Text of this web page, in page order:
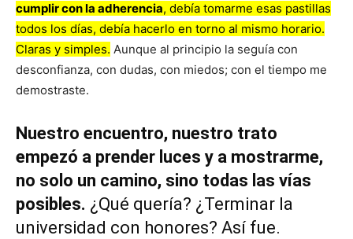
cumplir con la adherencia, debía tomarme esas pastillas
todos los días, debía hacerlo en torno al mismo horario.
Claras y simples. Aunque al principio la seguía con
desconfianza, con dudas, con miedos; con el tiempo me
demostraste.
Nuestro encuentro, nuestro trato
empezó a prender luces y a mostrarme,
no solo un camino, sino todas las vías
posibles. ¿Qué quería? ¿Terminar la
universidad con honores? Así fue.